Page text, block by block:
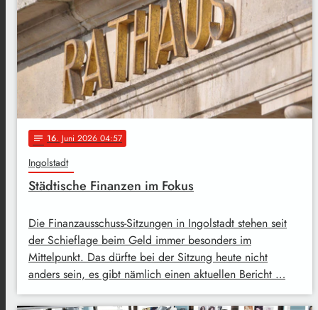
notes 16. Juni 2026 04:57
Ingolstadt
Städtische Finanzen im Fokus
Die Finanzausschuss-Sitzungen in Ingolstadt stehen seit
der Schieflage beim Geld immer besonders im
Mittelpunkt. Das dürfte bei der Sitzung heute nicht
anders sein, es gibt nämlich einen aktuellen Bericht …